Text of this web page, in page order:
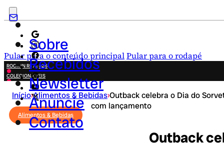
Pular para o conteúdo principalPular para o rodapé
Sobre
Recebidos
Newsletter
Anuncie
Contato
ROCK IN RIO 2026
COLECIONÁVEIS
FESTA JUNINA
NOVIDADES
CAMPANHAS CRIATIVAS
Início›Alimentos & Bebidas›Outback celebra o Dia do
com lançamento
Alimentos & Bebidas
Outback